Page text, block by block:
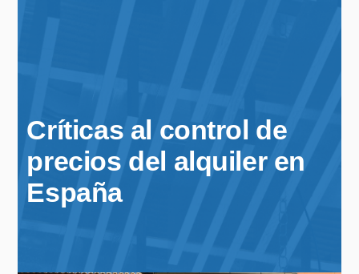
Críticas al control de
precios del alquiler en
España